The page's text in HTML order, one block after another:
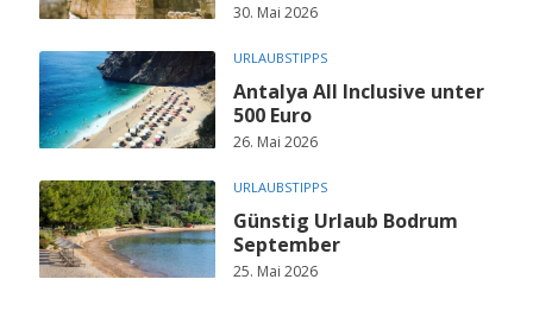
30. Mai 2026
URLAUBSTIPPS
Antalya All Inclusive unter
500 Euro
26. Mai 2026
URLAUBSTIPPS
Günstig Urlaub Bodrum
September
25. Mai 2026